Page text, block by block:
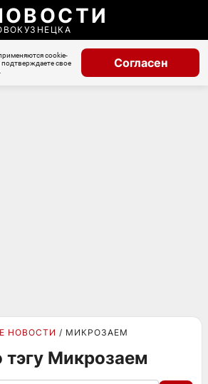
cookie-
свое
Согласен
НОВОСТИ МИКРОЗАЕМ
тэгу Микрозаем